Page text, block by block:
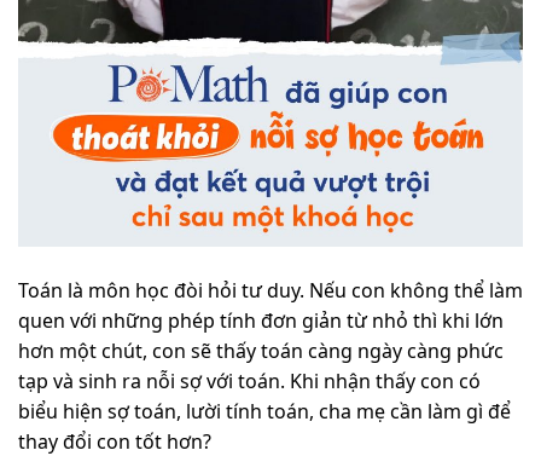
Toán là môn học đòi hỏi tư duy. Nếu con không thể làm
quen với những phép tính đơn giản từ nhỏ thì khi lớn
hơn một chút, con sẽ thấy toán càng ngày càng phức
tạp và sinh ra nỗi sợ với toán. Khi nhận thấy con có
biểu hiện sợ toán, lười tính toán, cha mẹ cần làm gì để
thay đổi con tốt hơn?